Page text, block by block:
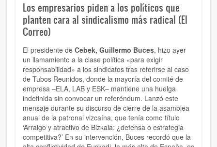
Los empresarios piden a los políticos que
planten cara al sindicalismo más radical (El
Correo)
El presidente de Cebek, Guillermo Buces, hizo ayer
un llamamiento a la clase política «para exigir
responsabilidad» a los sindicatos tras referirse al caso
de Tubos Reunidos, donde la mayoría del comité de
empresa –ELA, LAB y ESK– mantiene una huelga
indefinida sin convocar un referéndum. Lanzó este
mensaje durante su discurso de cierre de la asamblea
anual de la patronal vizcaína, que tenía como título
‘Arraigo y atractivo de Bizkaia: ¿defensa o estrategia
competitiva?’ En su intervención, Buces recordó que la